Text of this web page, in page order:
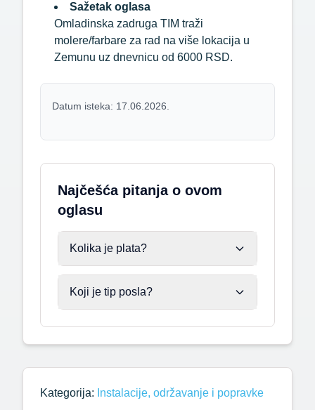
Sažetak oglasa
Omladinska zadruga TIM traži
molere/farbare za rad na više lokacija u
Zemunu uz dnevnicu od 6000 RSD.
Datum isteka: 17.06.2026.
Najčešća pitanja o ovom
oglasu
Kolika je plata?
Koji je tip posla?
Kategorija: Instalacije, održavanje i popravke